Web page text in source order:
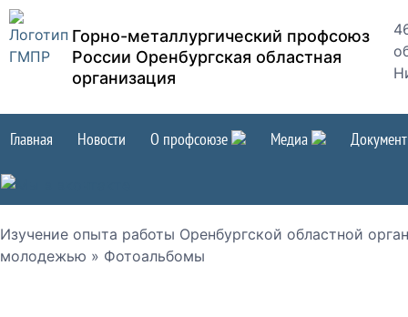
Горно-металлургический профсоюз
России Оренбургская областная
организация
Главная Новости О профсоюзе Медиа
Изучение опыта работы Оренбургской областной
молодежью » Фотоальбомы